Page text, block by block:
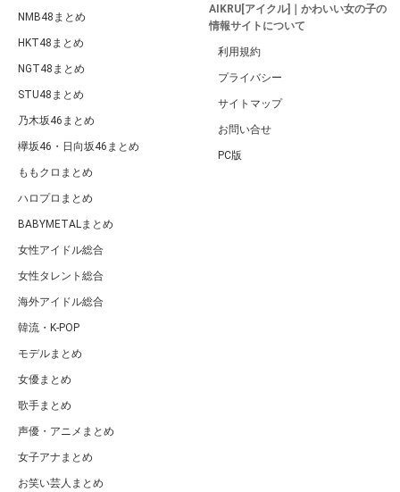
NMB48まとめ
HKT48まとめ
NGT48まとめ
STU48まとめ
乃木坂46まとめ
欅坂46・日向坂46まとめ
ももクロまとめ
ハロプロまとめ
BABYMETALまとめ
女性アイドル総合
女性タレント総合
海外アイドル総合
韓流・K-POP
モデルまとめ
女優まとめ
歌手まとめ
声優・アニメまとめ
女子アナまとめ
お笑い芸人まとめ
AIKRU[アイクル]｜かわいい女の子の
情報サイトについて
利用規約
プライバシー
サイトマップ
お問い合せ
PC版